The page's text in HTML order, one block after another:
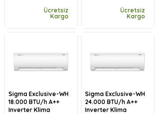
Ücretsiz
Kargo
Sigma Exclusive-WH
18.000 BTU/h A++
Inverter Klima
Ücretsiz
Kargo
Sigma Exclusive-WH
24.000 BTU/h A++
Inverter Klima